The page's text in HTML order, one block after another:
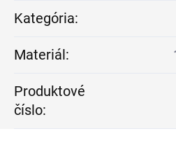
Kategória:
Materiál:
Produktové
číslo: